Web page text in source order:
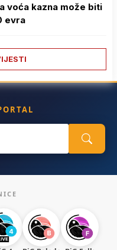
voća kazna može biti
evra